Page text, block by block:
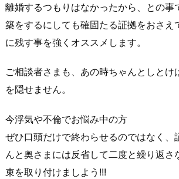
離婚するつもりはなかったから、との事
築をするにしても確固たる証拠をおさえ
に残す事を強くオススメします。
ご相談者さまも、あの時ちゃんとしとけ
を隠せません。
今浮気や不倫でお悩み中の方
ぜひ口頭だけで終わらせるのではなく、
んと奥さまには反省して二度と繰り返さ
束を取り付けましよう!!!